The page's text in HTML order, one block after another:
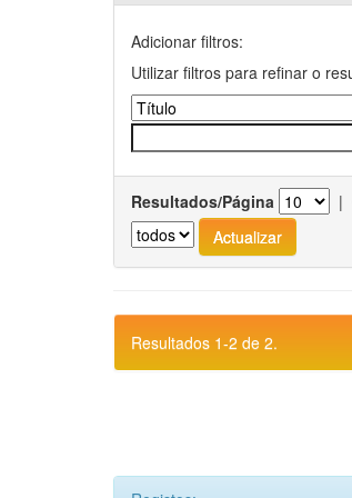
Adicionar filtros:
Utilizar filtros para refinar o
Resultados/Página |
Resultados 1-2 de 2.